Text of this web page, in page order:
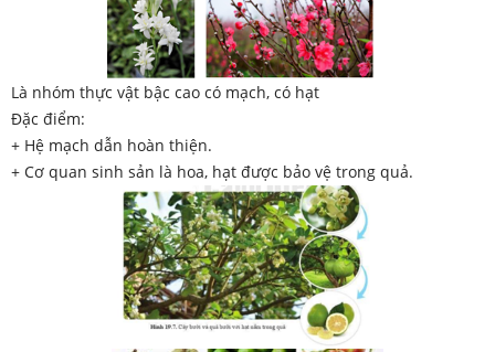
Là nhóm thực vật bậc cao có mạch, có hạt
Đặc điểm:
+ Hệ mạch dẫn hoàn thiện.
+ Cơ quan sinh sản là hoa, hạt được bảo vệ trong quả.